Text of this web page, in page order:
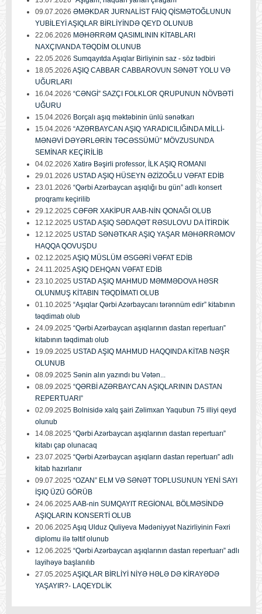
09.07.2026 ƏMƏKDAR JURNALİST FAİQ QİSMƏTOĞLUNUN
YUBİLEYİ AŞIQLAR BİRLİYİNDƏ QEYD OLUNUB
22.06.2026 MƏHƏRRƏM QASIMLININ KİTABLARI
NAXÇIVANDA TƏQDİM OLUNUB
22.05.2026 Sumqayıtda Aşıqlar Birliyinin saz - söz tədbiri
18.05.2026 AŞIQ CABBAR CABBAROVUN SƏNƏT YOLU VƏ
UĞURLARI
16.04.2026 “CƏNGİ” SAZÇI FOLKLOR QRUPUNUN NÖVBƏTİ
UĞURU
15.04.2026 Borçalı aşıq məktəbinin ünlü sənətkarı
15.04.2026 “AZƏRBAYCAN AŞIQ YARADICILIĞINDA MİLLİ-
MƏNƏVİ DƏYƏRLƏRİN TƏCƏSSÜMÜ” MÖVZUSUNDA
SEMİNAR KEÇİRİLİB
04.02.2026 Xatirə Bəşirli professor, İLK AŞIQ ROMANI
29.01.2026 USTAD AŞIQ HÜSEYN ƏZİZOĞLU VƏFAT EDİB
23.01.2026 “Qərbi Azərbaycan aşıqlığı bu gün” adlı konsert
proqramı keçirilib
29.12.2025 CƏFƏR XAKİPUR AAB-NİN QONAĞI OLUB
12.12.2025 USTAD AŞIQ SƏDAQƏT RƏSULOVU DA İTİRDİK
12.12.2025 USTAD SƏNƏTKAR AŞIQ YAŞAR MƏHƏRRƏMOV
HAQQA QOVUŞDU
02.12.2025 AŞIQ MÜSLÜM ƏSGƏRİ VƏFAT EDİB
24.11.2025 AŞIQ DEHQAN VƏFAT EDİB
23.10.2025 USTAD AŞIQ MAHMUD MƏMMƏDOVA HƏSR
OLUNMUŞ KİTABIN TƏQDİMATI OLUB
01.10.2025 “Aşıqlar Qərbi Azərbaycanı tərənnüm edir” kitabının
təqdimatı olub
24.09.2025 “Qərbi Azərbaycan aşıqlarının dastan repertuarı”
kitabının təqdimatı olub
19.09.2025 USTAD AŞIQ MAHMUD HAQQINDA KİTAB NƏŞR
OLUNUB
08.09.2025 Sənin alın yazındı bu Vətən...
08.09.2025 “QƏRBİ AZƏRBAYCAN AŞIQLARININ DASTAN
REPERTUARI”
02.09.2025 Bolnisidə xalq şairi Zəlimxan Yaqubun 75 illiyi qeyd
olunub
14.08.2025 “Qərbi Azərbaycan aşıqlarının dastan repertuarı”
kitabı çap olunacaq
23.07.2025 “Qərbi Azərbaycan aşıqların dastan repertuarı” adlı
kitab hazırlanır
09.07.2025 “OZAN” ELM VƏ SƏNƏT TOPLUSUNUN YENİ SAYI
İŞIQ ÜZÜ GÖRÜB
24.06.2025 AAB-nin SUMQAYIT REGİONAL BÖLMƏSİNDƏ
AŞIQLARIN KONSERTİ OLUB
20.06.2025 Aşıq Ulduz Quliyeva Mədəniyyət Nazirliyinin Fəxri
diplomu ilə təltif olunub
12.06.2025 “Qərbi Azərbaycan aşıqlarının dastan repertuarı” adlı
layihəyə başlanılıb
27.05.2025 AŞIQLAR BİRLİYİ NİYƏ HƏLƏ DƏ KİRAYƏDƏ
YAŞAYIR?- LAQEYDLİK